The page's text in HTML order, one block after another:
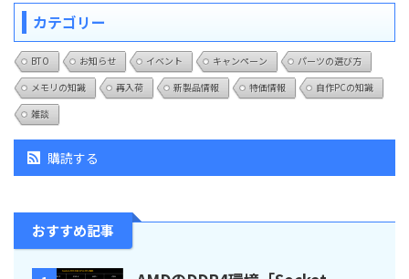
カテゴリー
BTO お知らせ イベント キャンペーン
パーツの選び方
メモリの知識
再入荷 新製品情報 特価情報
自作PCの知識
雑談
購読する
おすすめ記事